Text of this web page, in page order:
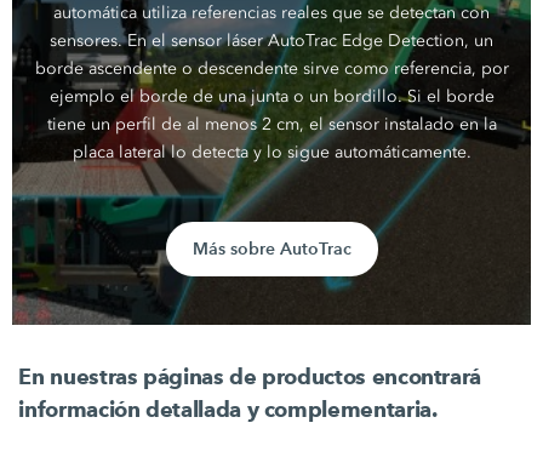
automática utiliza referencias reales que se detectan con
sensores. En el sensor láser AutoTrac Edge Detection, un
borde ascendente o descendente sirve como referencia, por
ejemplo el borde de una junta o un bordillo. Si el borde
tiene un perfil de al menos2 cm, el sensor instalado en la
placa lateral lo detecta y lo sigue automáticamente.
Más sobre AutoTrac
En nuestras páginas de productos encontrará
información detallada y complementaria.